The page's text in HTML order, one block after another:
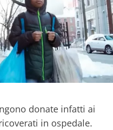
donate infatti ai
in ospedale.